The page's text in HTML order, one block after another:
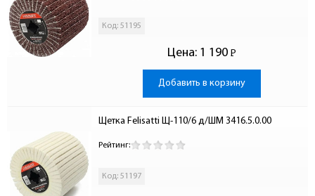
Код: 51195
Цена: 1 190 Р
-
Добавить в корзину
Щетка Felisatti Щ-110/6 д/ШМ 3416.5.0.00
Рейтинг:
Код: 51197